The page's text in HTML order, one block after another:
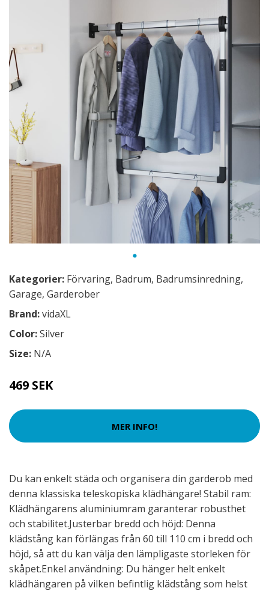
Kategorier: Förvaring, Badrum, Badrumsinredning,
Garage, Garderober
Brand:vidaXL
Color:Silver
Size: N/A
469 SEK
MER INFO!
Du kan enkelt städa och organisera din garderob med
denna klassiska teleskopiska klädhängare! Stabil ram:
Klädhängarens aluminiumram garanterar robusthet
och stabilitet.Justerbar bredd och höjd: Denna
klädstång kan förlängas från 60 till 110 cm i bredd och
höjd, så att du kan välja den lämpligaste storleken för
skåpet.Enkel användning: Du hänger helt enkelt
klädhängaren på vilken befintlig klädstång som helst